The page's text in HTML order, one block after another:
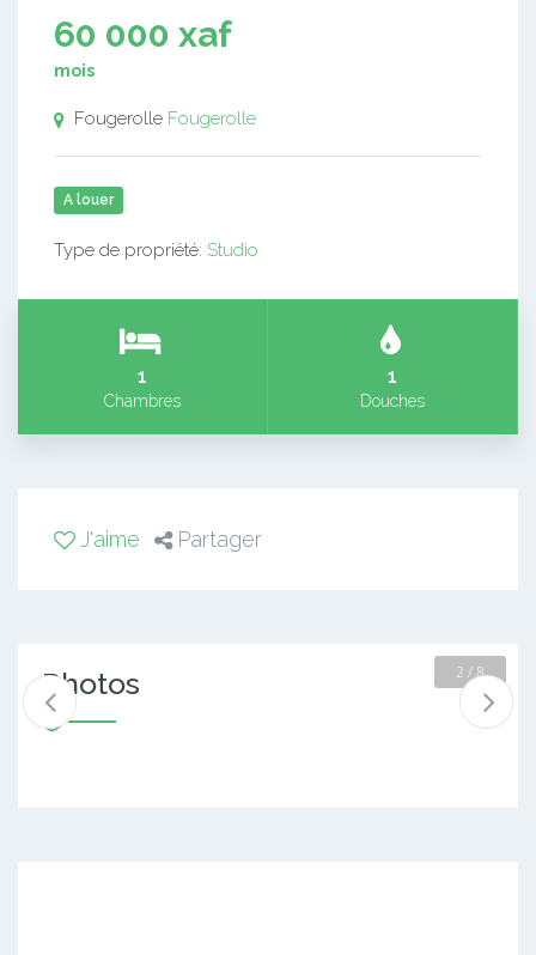
60 000 xaf
mois
Fougerolle Fougerolle
A louer
Type de propriété: Studio
1
Chambres
1
Douches
J'aime Partager
Photos 2 / 8